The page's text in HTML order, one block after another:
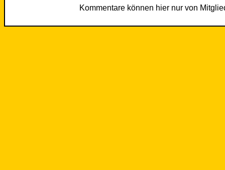
Kommentare können hier nur von